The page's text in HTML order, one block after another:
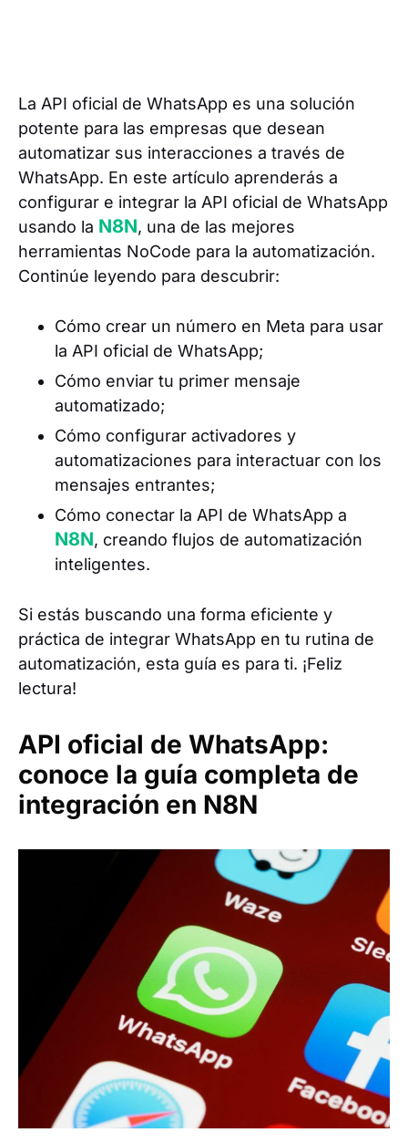
La API oficial de WhatsApp es una solución
potente para las empresas que desean
automatizar sus interacciones a través de
WhatsApp. En este artículo aprenderás a
configurar e integrar la API oficial de WhatsApp
usando la N8N, una de las mejores
herramientas NoCode para la automatización.
Continúe leyendo para descubrir:
Cómo crear un número en Meta para usar
la API oficial de WhatsApp;
Cómo enviar tu primer mensaje
automatizado;
Cómo configurar activadores y
automatizaciones para interactuar con los
mensajes entrantes;
Cómo conectar la API de WhatsApp a
N8N, creando flujos de automatización
inteligentes.
Si estás buscando una forma eficiente y
práctica de integrar WhatsApp en tu rutina de
automatización, esta guía es para ti. ¡Feliz
lectura!
API oficial de WhatsApp:
conoce la guía completa de
integración en N8N